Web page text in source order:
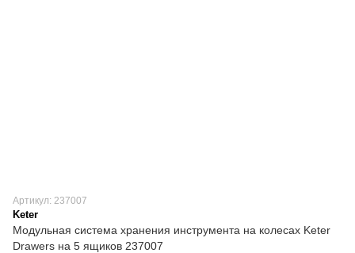
Артикул: 237007
Keter
Модульная система хранения инструмента на колесах Keter
Drawers на 5 ящиков 237007